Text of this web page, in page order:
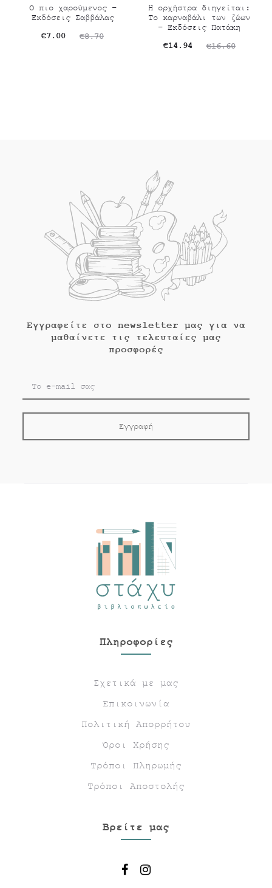
Ο πιο χαρούμενος –
Εκδόσεις Σαββάλας
€8.70
Original
€7.00
Η
Η ορχήστρα διηγείται:
Το καρναβάλι των ζώων
– Εκδόσεις Πατάκη
€16.60
Original
€14.94
Η
Εγγραφείτε στο newsletter μας για να
μαθαίνετε τις τελευταίες μας
προσφορές
Πληροφορίες
Σχετικά με μας
Επικοινωνία
Πολιτική Απορρήτου
Όροι Χρήσης
Τρόποι Πληρωμής
Τρόποι Αποστολής
Βρείτε μας